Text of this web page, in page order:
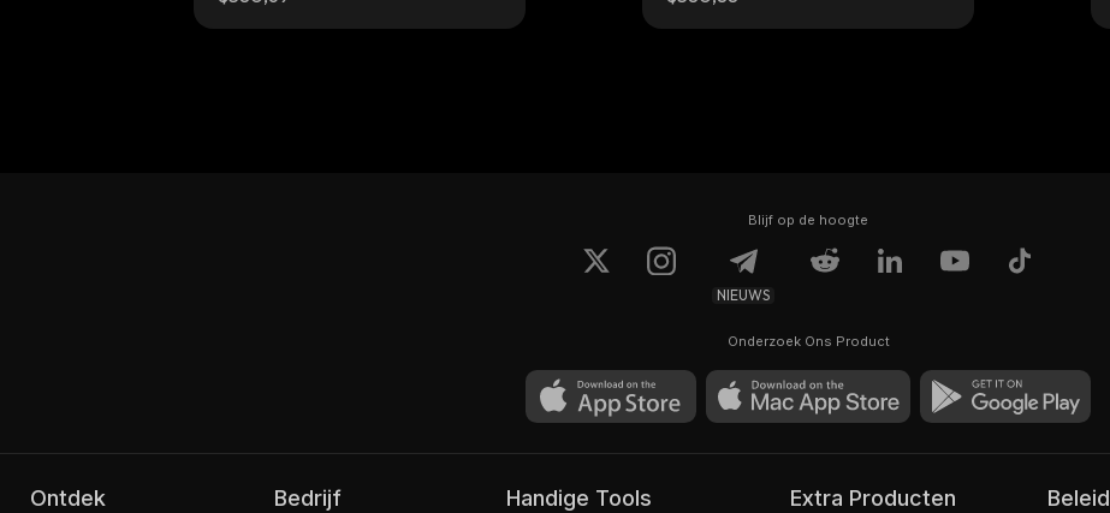
0.199
Blijf op de hoogte
NIEUWS
Onderzoek Ons Product
Ontdek Bedrijf Handige Tools Extra Producten Beleid